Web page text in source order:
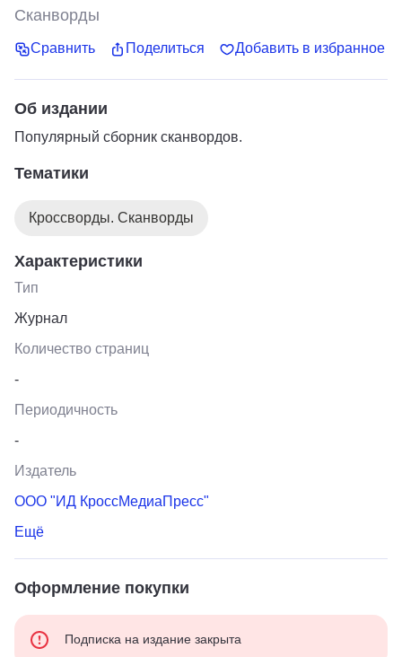
Сканворды
Сравнить Поделиться Добавить в избранное
Об издании
Популярный сборник сканвордов.
Тематики
Кроссворды. Сканворды
Характеристики
Тип
Журнал
Количество страниц
-
Периодичность
-
Издатель
ООО "ИД КроссМедиаПресс"
Ещё
Оформление покупки
Подписка на издание закрыта